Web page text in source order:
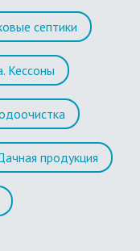
септики
Кессоны
продукция